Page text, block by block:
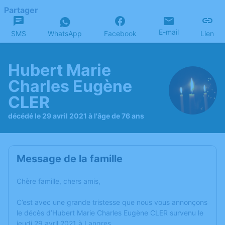
Partager
SMS WhatsApp Facebook E-mail Lien
Hubert Marie
Charles Eugène
CLER
décédé le 29 avril 2021 à l'âge de 76 ans
Message de la famille
Chère famille, chers amis,
C’est avec une grande tristesse que nous vous annonçons
le décès d’Hubert Marie Charles Eugène CLER survenu le
jeudi 29 avril 2021 à Langres.